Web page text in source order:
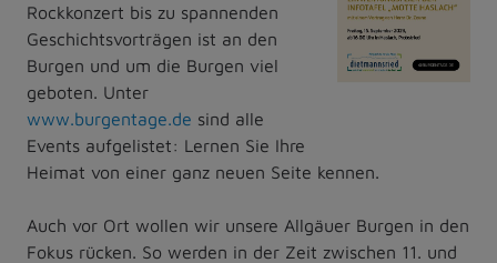
Rockkonzert bis zu spannenden
Geschichtsvorträgen ist an den
Burgen und um die Burgen viel
geboten. Unter
www.burgentage.de sind alle
Events aufgelistet: Lernen Sie Ihre
Heimat von einer ganz neuen Seite kennen.
Auch vor Ort wollen wir unsere Allgäuer Burgen in den
Fokus rücken. So werden in der Zeit zwischen 11. und